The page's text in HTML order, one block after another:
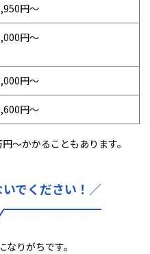
円〜
円〜
円〜
円〜
〜かかることもあります。
でください！／
りがちです。